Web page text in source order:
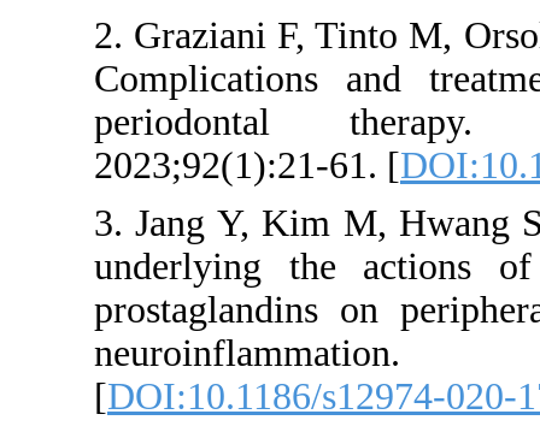
2. Graziani
3. Jang Y,
[